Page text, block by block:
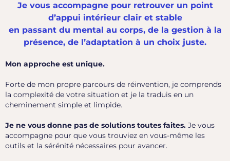
Je vous accompagne pour retrouver un point
d’appui intérieur clair et stable
en passant du mental au corps, de la gestion à la
présence, de l’adaptation à un choix juste.
Mon approche est unique.
Forte de mon propre parcours de réinvention, je comprends
la complexité de votre situation et je la traduis en un
cheminement simple et limpide.
Je ne vous donne pas de solutions toutes faites. Je vous
accompagne pour que vous trouviez en vous-même les
outils et la sérénité nécessaires pour avancer.